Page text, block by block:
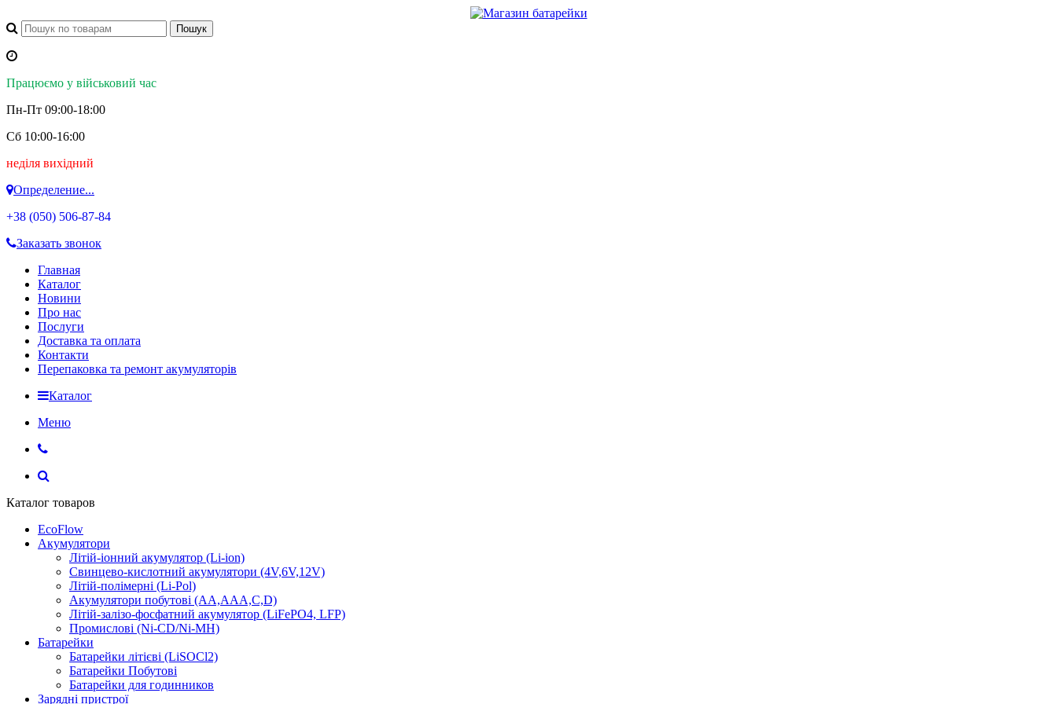
Працюємо у військовий час
Пн-Пт 09:00-18:00
Сб 10:00-16:00
неділя вихідний
Определение...
+38 (050) 506-87-84
Заказать звонок
Главная
Каталог
Новини
Про нас
Послуги
Доставка та оплата
Контакти
Перепаковка та ремонт акумуляторів
Каталог
Меню
Каталог товаров
EcoFlow
Акумулятори
Літій-іонний акумулятор (Li-ion)
Свинцево-кислотний акумулятори (4V,6V,12V)
Літій-полімерні (Li-Pol)
Акумулятори побутові (AA,AAA,C,D)
Літій-залізо-фосфатний акумулятор (LiFePO4, LFP)
Промислові (Ni-CD/Ni-MH)
Батарейки
Батарейки літієві (LiSOCl2)
Батарейки Побутові
Батарейки для годинников
Зарядні пристрої